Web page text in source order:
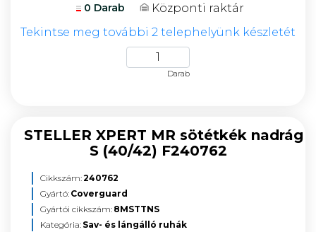
0 Darab
Központi raktár
Tekintse meg további 2 telephelyünk készletét
Darab
STELLER XPERT MR sötétkék nadrág
S (40/42) F240762
Cikkszám:240762
Gyártó: Coverguard
Gyártói cikkszám: 8MSTTNS
Kategória: Sav- és lángálló ruhák